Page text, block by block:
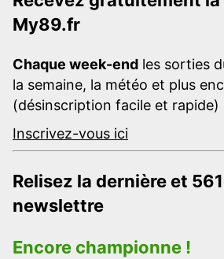
My89.fr
Chaque week-end les sorties
la semaine, la météo et plus
(désinscription facile et rapide)
Inscrivez-vous ici
Relisez la dernière et
newslettre
Encore championne !